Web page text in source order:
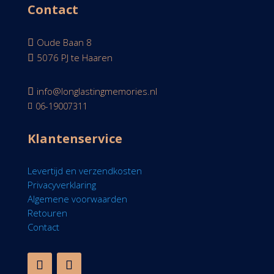
Contact
 Oude Baan 8
 5076 PJ te Haaren
 info@longlastingmemories.nl
 06-19007311
Klantenservice
Levertijd en verzendkosten
Privacyverklaring
Algemene voorwaarden
Retouren
Contact